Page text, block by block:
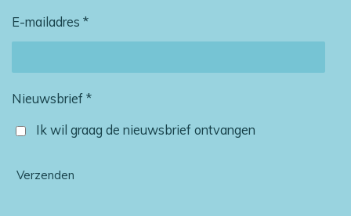
E-mailadres *
Nieuwsbrief *
Ik wil graag de nieuwsbrief ontvangen
Verzenden